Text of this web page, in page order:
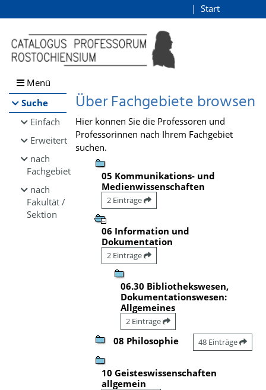
Browsen
direkt zum Inhalt
Start
Menü
Suche
Einfach
Erweitert
nach
Fachgebiet
nach
Fakultät /
Sektion
Über Fachgebiete browsen
Hier können Sie die Professoren und
Professorinnen nach Ihrem Fachgebiet
suchen.
05 Kommunikations- und
Medienwissenschaften
2 Einträge
06 Information und
Dokumentation
2 Einträge
06.30 Bibliothekswesen,
Dokumentationswesen:
Allgemeines
2 Einträge
08 Philosophie 48 Einträge
10 Geisteswissenschaften
allgemein